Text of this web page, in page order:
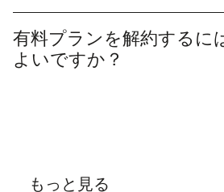
folk を作成する必要があります。
有料プランを解約するに
よいですか？
もっと見る